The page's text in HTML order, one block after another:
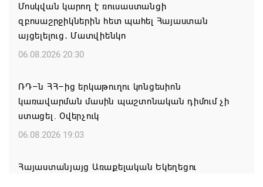
Մոսկվան կարող է ռուսաստանցի
զբոսաշրջիկներին հետ պահել Հայաստան
այցելելուց․ Մատվիենկո
06.08.2026 20:30
ՌԴ–ն ՀՀ–ից երկաթուղու կոնցեսիոն
կառավարման մասին պաշտոնական դիմում չի
ստացել. Օվերչուկ
06.08.2026 19:03
Հայաստանյայց Առաքելական Եկեղեցու